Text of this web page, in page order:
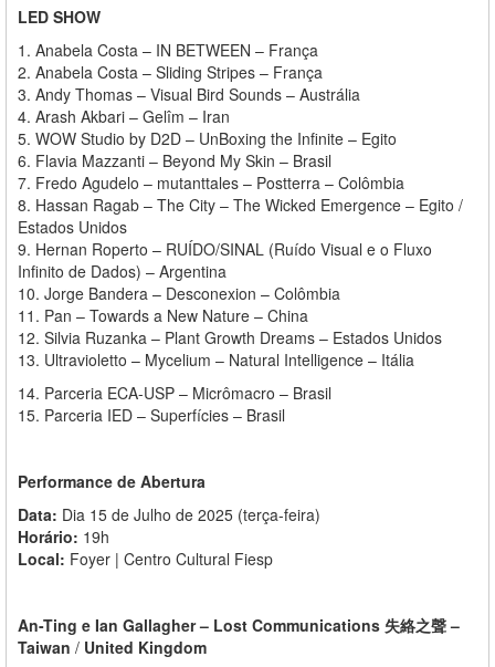
LED SHOW
1. Anabela Costa – IN BETWEEN – França
2. Anabela Costa – Sliding Stripes – França
3. Andy Thomas – Visual Bird Sounds – Austrália
4. Arash Akbari – Gelîm – Iran
5. WOW Studio by D2D – UnBoxing the Infinite – Egito
6. Flavia Mazzanti – Beyond My Skin – Brasil
7. Fredo Agudelo – mutanttales – Postterra – Colômbia
8. Hassan Ragab – The City – The Wicked Emergence – Egito /
Estados Unidos
9. Hernan Roperto – RUÍDO/SINAL (Ruído Visual e o Fluxo
Infinito de Dados) – Argentina
10. Jorge Bandera – Desconexion – Colômbia
11. Pan – Towards a New Nature – China
12. Silvia Ruzanka – Plant Growth Dreams – Estados Unidos
13. Ultravioletto – Mycelium – Natural Intelligence – Itália
14. Parceria ECA-USP – Micrômacro – Brasil
15. Parceria IED – Superfícies – Brasil
Performance de Abertura
Data: Dia 15 de Julho de 2025 (terça-feira)
Horário: 19h
Local: Foyer | Centro Cultural Fiesp
An-Ting e Ian Gallagher– Lost Communications 失絡之聲–
Taiwan / United Kingdom